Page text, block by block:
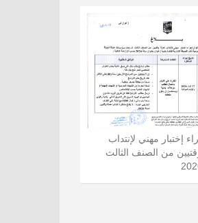
إختبار مهني لإنتداب
من الصنف الثالث